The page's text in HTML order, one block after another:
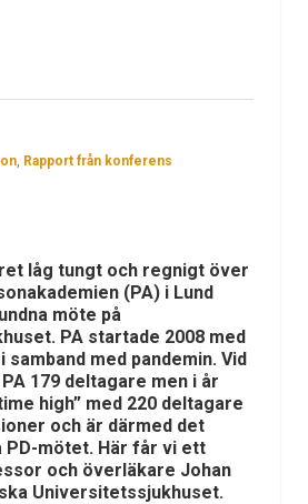
, Rapport från konferens
låg tungt och regnigt över
(PA) i Lund
möte på
PA startade 2008 med
med pandemin. Vid
179 deltagare men i år
high” med 220 deltagare
och är därmed det
mötet. Här får vi ett
och överläkare Johan
Universitetssjukhuset.